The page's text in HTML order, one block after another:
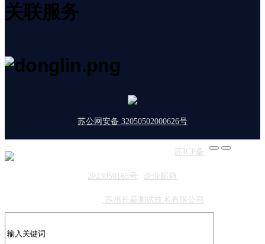
关联服务
苏公网安备 32050502000626号
苏ICP备
2023050165号 企业邮箱
苏州长菱测试技术有限公司